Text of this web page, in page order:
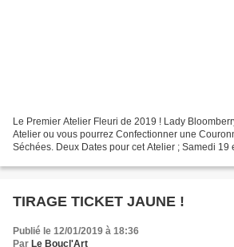
Le Premier Atelier Fleuri de 2019 ! Lady
Atelier ou vous pourrez Confectionner une
Séchées. Deux Dates pour cet Atelier ; Samedi 19
TIRAGE TICKET JAUNE !
Publié le 12/01/2019 à 18:36
Par Le Boucl'Art